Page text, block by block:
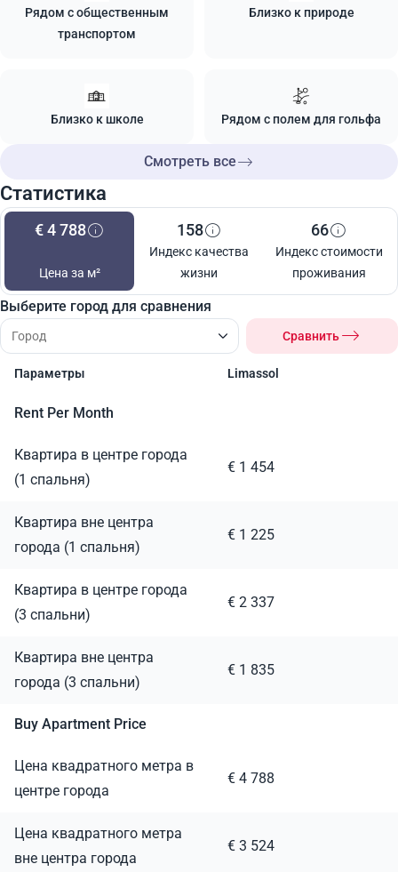
Рядом с общественным
транспортом
Близко к природе
Близко к школе Рядом с полем для гольфа
Смотреть все
Статистика
€ 4 788
Цена за м²
158
Индекс качества
жизни
66
Индекс стоимости
проживания
Выберите город для сравнения
Сравнить
Параметры Limassol
Rent Per Month
Квартира в центре города
(1 спальня)
€ 1 454
Квартира вне центра
города (1 спальня)
€ 1 225
Квартира в центре города
(3 спальни)
€ 2 337
Квартира вне центра
города (3 спальни)
€ 1 835
Buy Apartment Price
Цена квадратного метра в
центре города
€ 4 788
Цена квадратного метра
вне центра города
€ 3 524